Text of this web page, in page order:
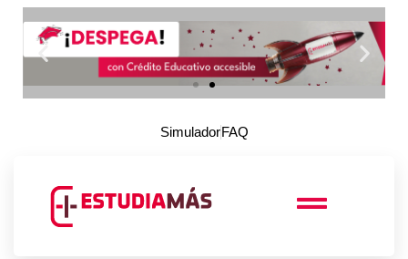
SimuladorFAQ